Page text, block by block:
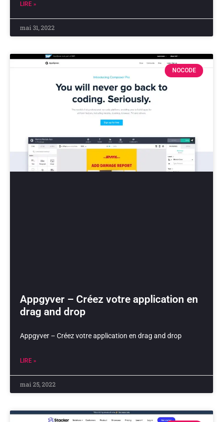
LIRE »
mai 31, 2022
NOCODE
Appgyver – Créez votre application en
drag and drop
Appgyver – Créez votre application en drag and drop
LIRE »
mai 25, 2022